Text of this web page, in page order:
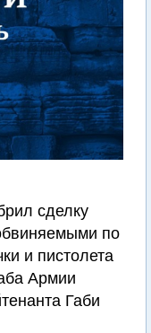
сделку
по
и пистолета
Армии
Габи